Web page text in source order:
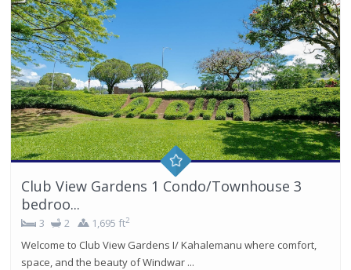
Club View Gardens 1 Condo/Townhouse 3
bedroo...
3 2 1,695 ft2
Welcome to Club View Gardens I/ Kahalemanu where comfort,
space, and the beauty of Windwar ...